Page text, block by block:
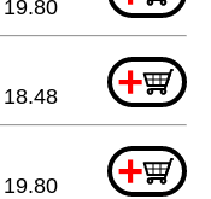
19.80
+
18.48
+
19.80